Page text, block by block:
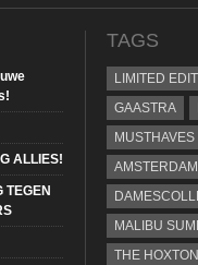
ALLIES!
TEGEN
TAGS
LIMITED
GAASTRA
MUSTHAVES
MALIBU
THE